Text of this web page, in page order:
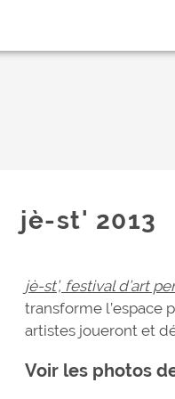
jè-st' 2013
jè-st’, festival d’art
transforme l’espace
artistes joueront et
Voir les photos